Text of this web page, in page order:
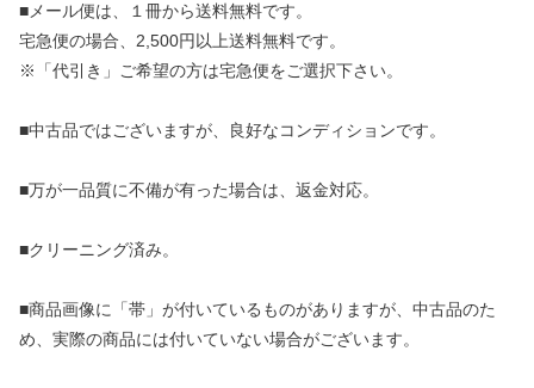
■メール便は、１冊から送料無料です。
宅急便の場合、2,500円以上送料無料です。
※「代引き」ご希望の方は宅急便をご選択下さい。
■中古品ではございますが、良好なコンディションです。
■万が一品質に不備が有った場合は、返金対応。
■クリーニング済み。
■商品画像に「帯」が付いているものがありますが、中古品のた
め、実際の商品には付いていない場合がございます。